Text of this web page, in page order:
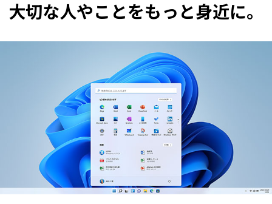
大切な人やことをもっと身近に。